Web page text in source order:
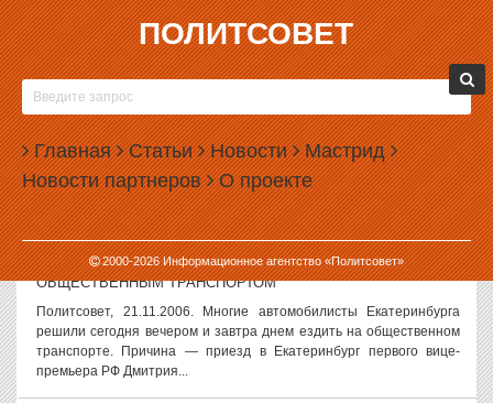
ПОЛИТСОВЕТ
Главная Статьи Новости Мастрид
Новости партнеров О проекте
2000-2026Информационное агентство «Политсовет»
21.11.2006, 16:29
ОБМАНУТЫЕ ДОЛЬЩИКИ ВЫЙДУТ НА ГОЛОДОВКУ
Политсовет, 21.11.2006. Совсем недавно завершилась голодовка
жильцов общежитий УОМЗ, требующих выдачи
правоустанавливающих документов на комнаты. Голодающие
добились рассмотрения проблемы на...
21.11.2006, 15:41
МЕДВЕДЕВ ЗАСТАВИТ УРАЛЬЦЕВ ПОЛЬЗОВАТЬСЯ
ОБЩЕСТВЕННЫМ ТРАНСПОРТОМ
Политсовет, 21.11.2006. Многие автомобилисты Екатеринбурга
решили сегодня вечером и завтра днем ездить на общественном
транспорте. Причина — приезд в Екатеринбург первого вице-
премьера РФ Дмитрия...